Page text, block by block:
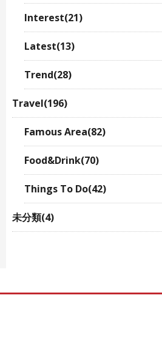
Interest(21)
Latest(13)
Trend(28)
Travel(196)
Famous Area(82)
Food&Drink(70)
Things To Do(42)
未分類(4)